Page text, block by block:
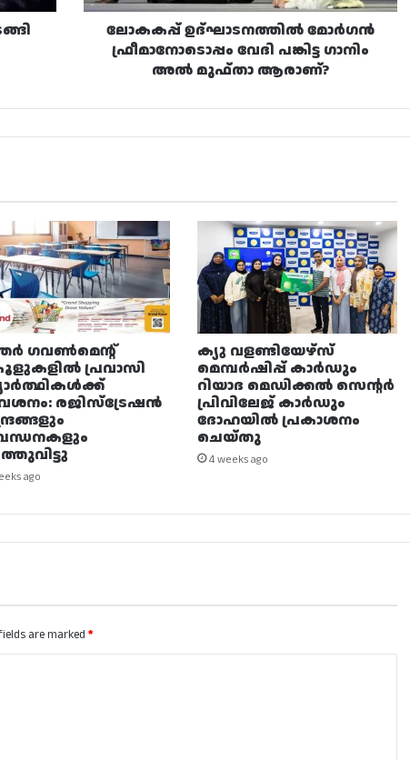
മുഫ്‌താ
ആരാണ്?
ലോകകപ്പ് ഉദ്ഘാടനത്തിൽ മോർഗൻ
ഫ്രീമാനോടൊപ്പം വേദി പങ്കിട്ട ഗാനിം
അൽ മുഫ്‌താ ആരാണ്?
ഗവൺമെന്റ്
പ്രവാസി
രജിസ്ട്രേഷൻ
ago
ക്യു വളണ്ടിയേഴ്‌സ്
മെമ്പർഷിപ്പ് കാർഡും
റിയാദ മെഡിക്കൽ സെന്റർ
പ്രിവിലേജ് കാർഡും
ദോഹയിൽ പ്രകാശനം
ചെയ്തു
4 weeks ago
are marked *